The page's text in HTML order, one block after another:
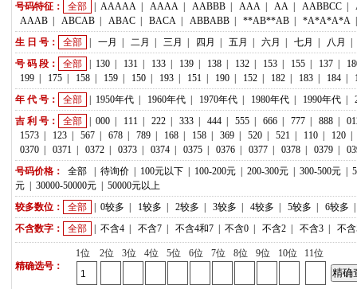
号码特征： 全部 AAAAA AAAA AABBB AAA AA AABBCC
AAAB
ABCAB ABAC BACA ABBABB **AB**AB *A*A*A*A
生 日 号：
全部 一月 二月 三月 四月 五月 六月 七月 八月
号 码 段：
全部 130 131 133 139 138 132 153 155 137
199
175 158 159 150 193 151 190 152 182 183 184
年 代 号：
全部 1950年代 1960年代 1970年代 1980年代 1990年代
吉 利 号：
全部 000 111 222 333 444 555 666 777 888
1573
123 567 678 789 168 158 369 520 521 110 120
0370
0371 0372 0373 0374 0375 0376 0377 0378 0379
号码价格：
全部 待询价 100元以下 100-200元 200-300元 300-500元
元
30000-50000元
50000元以上
较多数位：
全部 0较多 1较多 2较多 3较多 4较多 5较多 6较多
不含数字：
全部 不含4 不含7 不含4和7 不含0 不含2 不含3 不
精确选号：
1位 2位 3位 4位 5位 6位 7位 8位 9位 10位 11位